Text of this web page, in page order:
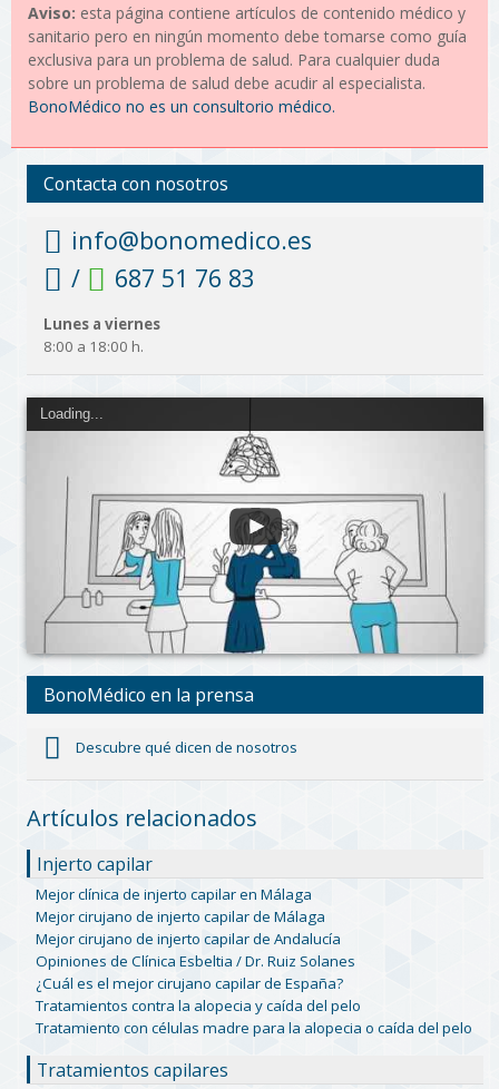
Aviso: esta página contiene artículos de contenido médico y
sanitario pero en ningún momento debe tomarse como guía
exclusiva para un problema de salud. Para cualquier duda
sobre un problema de salud debe acudir al especialista.
BonoMédico no es un consultorio médico.
Contacta con nosotros
info@bonomedico.es
/
687 51 76 83
Lunes a viernes
8:00 a 18:00 h.
Loading...
BonoMédico en la prensa
Descubre qué dicen de nosotros
Artículos relacionados
Injerto capilar
Mejor clínica de injerto capilar en Málaga
Mejor cirujano de injerto capilar de Málaga
Mejor cirujano de injerto capilar de Andalucía
Opiniones de Clínica Esbeltia / Dr. Ruiz Solanes
¿Cuál es el mejor cirujano capilar de España?
Tratamientos contra la alopecia y caída del pelo
Tratamiento con células madre para la alopecia o caída del pelo
Tratamientos capilares